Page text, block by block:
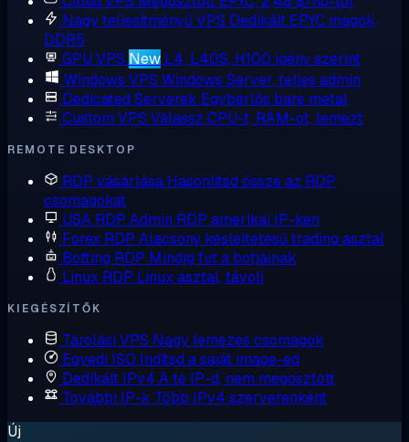
Nagy teljesítményű VPS Dedikált EPYC magok,
DDR5
GPU VPS New L4, L40S, H100 igény szerint
Windows VPS Windows Server, teljes admin
Dedicated Serverek Egybérlős bare metal
Custom VPS Válassz CPU-t, RAM-ot, lemezt
REMOTE DESKTOP
RDP vásárlása Hasonlítsd össze az RDP
csomagokat
USA RDP Admin RDP amerikai IP-ken
Forex RDP Alacsony késleltetésű trading asztal
Botting RDP Mindig fut a botjainak
Linux RDP Linux asztal, távoli
KIEGÉSZÍTŐK
Tárolási VPS Nagy lemezes csomagok
Egyedi ISO Indítsd a saját image-ed
Dedikált IPv4 A te IP-d, nem megosztott
További IP-k Több IPv4 szerverenként
Új